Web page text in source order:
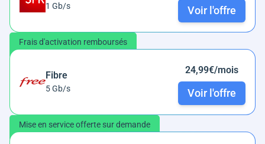
1 Gb/s Voir l'offre
Frais d'activation remboursés
Fibre
5 Gb/s
24,99€/mois
Voir l'offre
Mise en service offerte sur demande